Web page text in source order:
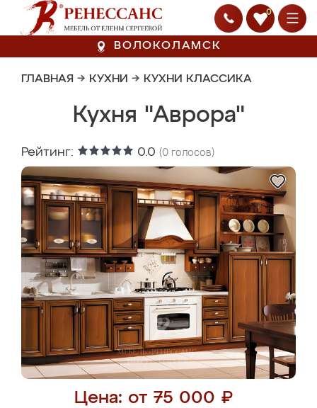
0
ВОЛОКОЛАМСК
ГЛАВНАЯ → КУХНИ → КУХНИ КЛАССИКА
Кухня "Аврора"
Рейтинг: 0.0 (0 голосов)
Цена: от 75 000 ₽